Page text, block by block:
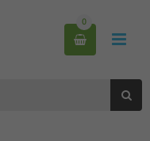


0
